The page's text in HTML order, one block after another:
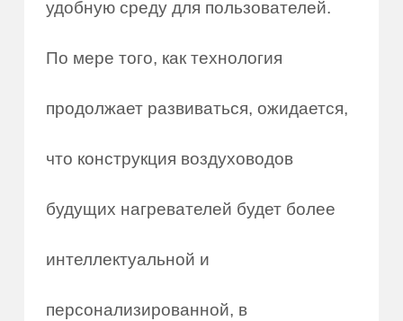
удобную среду для пользователей.
По мере того, как технология
продолжает развиваться, ожидается,
что конструкция воздуховодов
будущих нагревателей будет более
интеллектуальной и
персонализированной, в